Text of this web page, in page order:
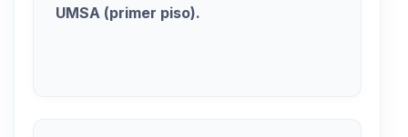
UMSA (primer piso).